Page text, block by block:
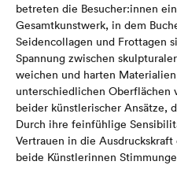
betreten die Besucher:innen
Gesamtkunstwerk, in dem
Seidencollagen und Frottagen
Spannung zwischen
weichen und harten
unterschiedlichen Oberflächen
beider künstlerischer Ansätze,
Durch ihre feinfühlige
Vertrauen in die
beide Künstlerinnen